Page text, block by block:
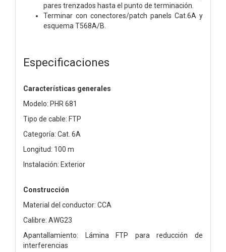
pares trenzados hasta el punto de terminación.
Terminar con conectores/patch panels Cat.6A y
esquema T568A/B.
Especificaciones
Características generales
Modelo: PHR 681
Tipo de cable: FTP
Categoría: Cat. 6A
Longitud: 100 m
Instalación: Exterior
Construcción
Material del conductor: CCA
Calibre: AWG23
Apantallamiento: Lámina FTP para reducción de
interferencias